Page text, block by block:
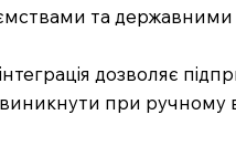
та державними
дозволяє
при ручному